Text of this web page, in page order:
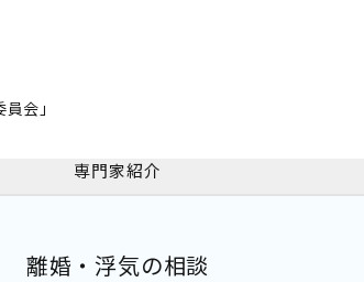
会」
専門家紹介
離婚・浮気の相談